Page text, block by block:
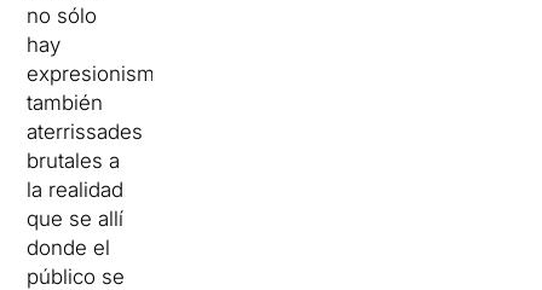
no sólo
hay
expresionismo,
también
aterrissades
brutales a
la realidad
que se allí
donde el
público se